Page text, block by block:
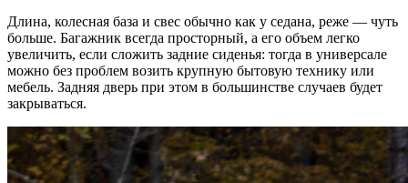
Длина, колесная база и свес обычно как у седана, реже — чуть
больше. Багажник всегда просторный, а его объем легко
увеличить, если сложить задние сиденья: тогда в универсале
можно без проблем возить крупную бытовую технику или
мебель. Задняя дверь при этом в большинстве случаев будет
закрываться.